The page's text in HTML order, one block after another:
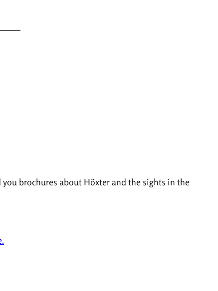
you brochures about Höxter and the sights in the